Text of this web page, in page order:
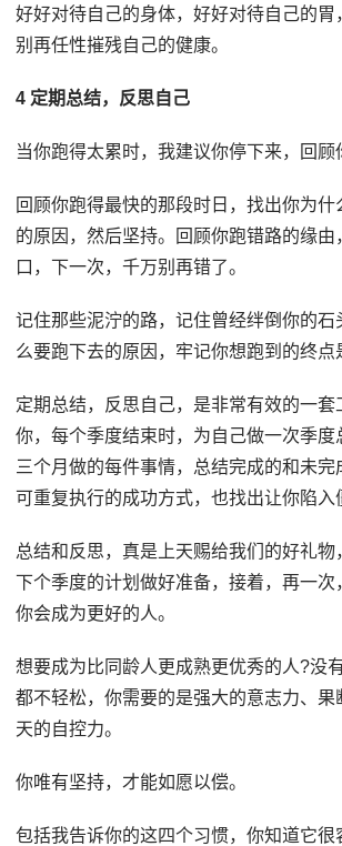
好好对待自己的身体，好好对待自己的胃
别再任性摧残自己的健康。
4 定期总结，反思自己
当你跑得太累时，我建议你停下来，回顾
回顾你跑得最快的那段时日，找出你为
的原因，然后坚持。回顾你跑错路的缘由
口，下一次，千万别再错了。
记住那些泥泞的路，记住曾经绊倒你的石
么要跑下去的原因，牢记你想跑到的终点
定期总结，反思自己，是非常有效的一套
你，每个季度结束时，为自己做一次季度
三个月做的每件事情，总结完成的和未完
可重复执行的成功方式，也找出让你陷入
总结和反思，真是上天赐给我们的好礼物
下个季度的计划做好准备，接着，再一次
你会成为更好的人。
想要成为比同龄人更成熟更优秀的人?没
都不轻松，你需要的是强大的意志力、果
天的自控力。
你唯有坚持，才能如愿以偿。
包括我告诉你的这四个习惯，你知道它很